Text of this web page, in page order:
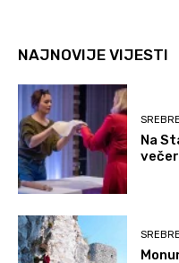
NAJNOVIJE VIJESTI
Na